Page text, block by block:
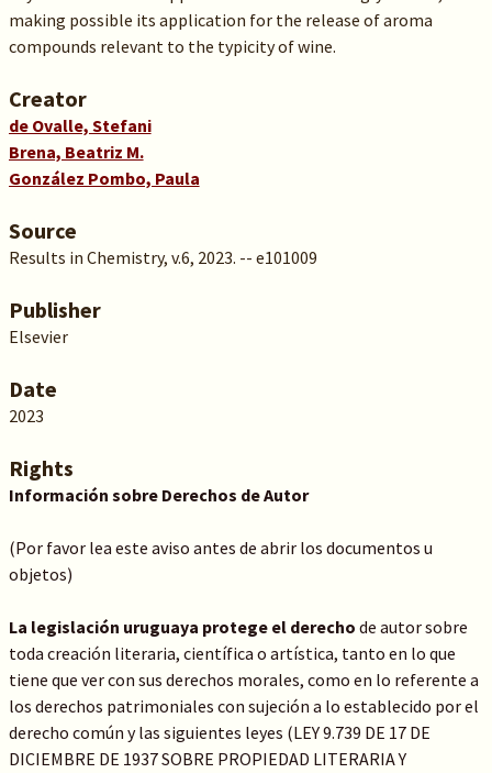
making possible its application for the release of aroma
compounds relevant to the typicity of wine.
Creator
de Ovalle, Stefani
Brena, Beatriz M.
González Pombo, Paula
Source
Results in Chemistry, v.6, 2023. -- e101009
Publisher
Elsevier
Date
2023
Rights
Información sobre Derechos de Autor
(Por favor lea este aviso antes de abrir los documentos u
objetos)
La legislación uruguaya protege el derecho de autor sobre
toda creación literaria, científica o artística, tanto en lo que
tiene que ver con sus derechos morales, como en lo referente a
los derechos patrimoniales con sujeción a lo establecido por el
derecho común y las siguientes leyes (LEY 9.739 DE 17 DE
DICIEMBRE DE 1937 SOBRE PROPIEDAD LITERARIA Y